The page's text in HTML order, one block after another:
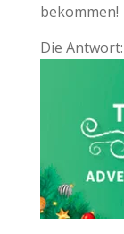
bekommen!
Die Antwort: